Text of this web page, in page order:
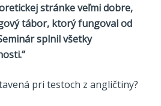
stránke veľmi dobre,
tábor, ktorý fungoval od
splnil všetky
pri testoch z angličtiny?